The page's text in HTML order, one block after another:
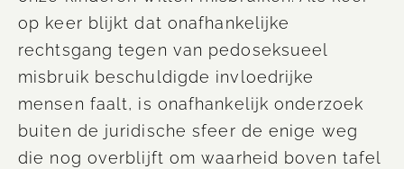
op keer blijkt dat onafhankelijke
rechtsgang tegen van pedoseksueel
misbruik beschuldigde invloedrijke
mensen faalt, is onafhankelijk onderzoek
buiten de juridische sfeer de enige weg
die nog overblijft om waarheid boven tafel